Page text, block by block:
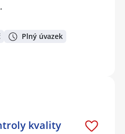
Plný úvazek
kvality